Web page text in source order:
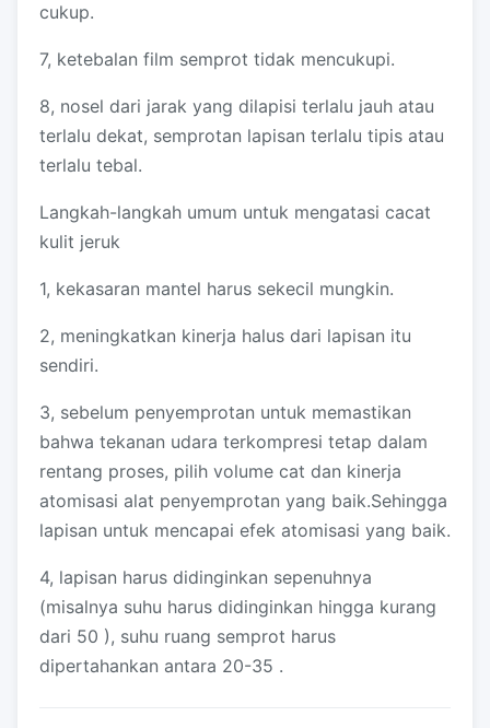
cukup.
7, ketebalan film semprot tidak mencukupi.
8, nosel dari jarak yang dilapisi terlalu jauh atau
terlalu dekat, semprotan lapisan terlalu tipis atau
terlalu tebal.
Langkah-langkah umum untuk mengatasi cacat
kulit jeruk
1, kekasaran mantel harus sekecil mungkin.
2, meningkatkan kinerja halus dari lapisan itu
sendiri.
3, sebelum penyemprotan untuk memastikan
bahwa tekanan udara terkompresi tetap dalam
rentang proses, pilih volume cat dan kinerja
atomisasi alat penyemprotan yang baik.Sehingga
lapisan untuk mencapai efek atomisasi yang baik.
4, lapisan harus didinginkan sepenuhnya
(misalnya suhu harus didinginkan hingga kurang
dari 50 ), suhu ruang semprot harus
dipertahankan antara 20-35 .